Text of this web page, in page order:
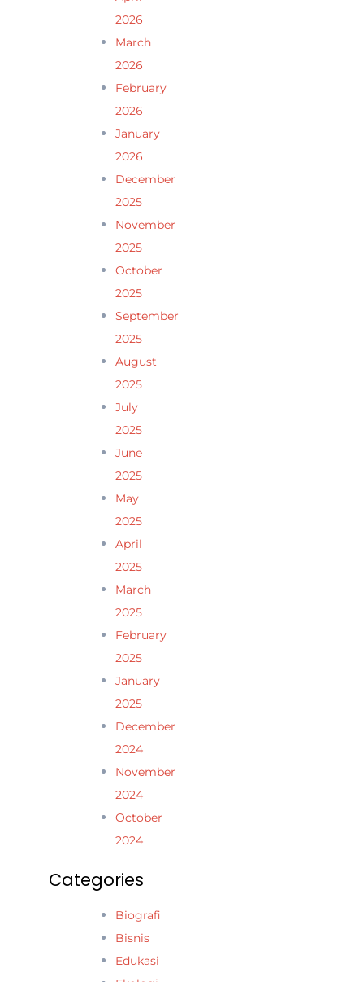
2026
March
2026
February
2026
January
2026
December
2025
November
2025
October
2025
September
2025
August
2025
July
2025
June
2025
May
2025
April
2025
March
2025
February
2025
January
2025
December
2024
November
2024
October
2024
Categories
Biografi
Bisnis
Edukasi